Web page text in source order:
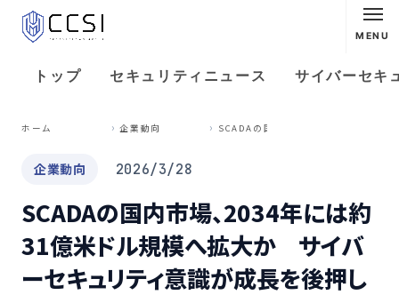
MENU
トップ セキュリティニュース サイバーセキ
ホーム 企業動向
企業動向 2026/3/28
SCADAの国内市場、2034年には約
31億米ドル規模へ拡大か サイバ
ーセキュリティ意識が成長を後押し